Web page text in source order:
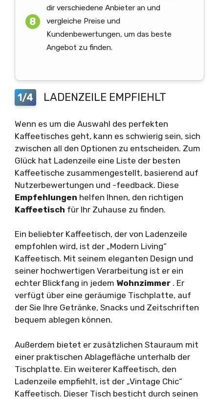
dir verschiedene Anbieter an und
vergleiche Preise und
Kundenbewertungen, um das beste
Angebot zu finden.
1/4 LADENZEILE EMPFIEHLT
Wenn es um die Auswahl des perfekten
Kaffeetisches geht, kann es schwierig sein, sich
zwischen all den Optionen zu entscheiden. Zum
Glück hat Ladenzeile eine Liste der besten
Kaffeetische zusammengestellt, basierend auf
Nutzerbewertungen und -feedback. Diese
Empfehlungen helfen Ihnen, den richtigen
Kaffeetisch für Ihr Zuhause zu finden.
Ein beliebter Kaffeetisch, der von Ladenzeile
empfohlen wird, ist der „Modern Living“
Kaffeetisch. Mit seinem eleganten Design und
seiner hochwertigen Verarbeitung ist er ein
echter Blickfang in jedem Wohnzimmer . Er
verfügt über eine geräumige Tischplatte, auf
der Sie Ihre Getränke, Snacks und Zeitschriften
bequem ablegen können.
Außerdem bietet er zusätzlichen Stauraum mit
einer praktischen Ablagefläche unterhalb der
Tischplatte. Ein weiterer Kaffeetisch, den
Ladenzeile empfiehlt, ist der „Vintage Chic“
Kaffeetisch. Dieser Tisch besticht durch seinen